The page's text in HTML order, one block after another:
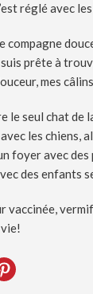
réglé avec
compagne
prête à
mes
le seul chat de
les chiens,
foyer avec
des enfants
vaccinée,